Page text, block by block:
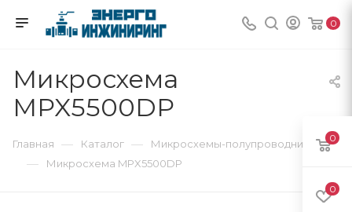
0
Микросхема
MPX5500DP
Главная — Каталог — Микросхемы-полупроводники
— Микросхема MPX5500DP
0
0